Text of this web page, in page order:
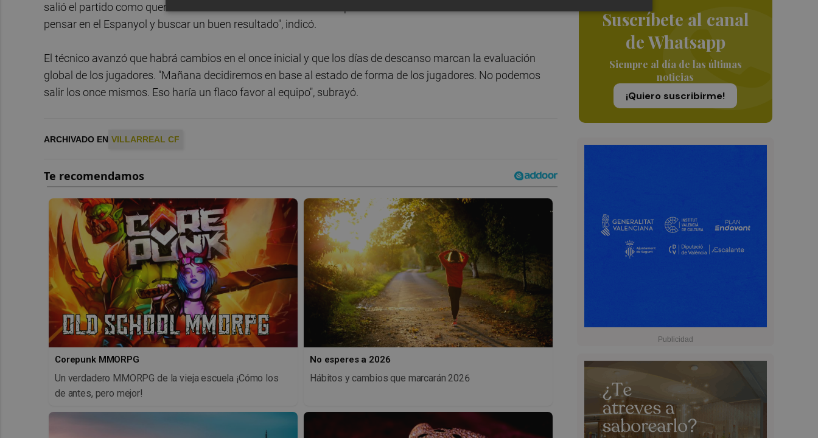
Suscríbete al canal
de Whatsapp
Siempre al día de las últimas
noticias
¡Quiero suscribirme!
salió el partido como queríamos. Hemos tenido un error. Y este partido no nos define. Pero debemos ahora
pensar en el Espanyol y buscar un buen resultado", indicó.
El técnico avanzó que habrá cambios en el once inicial y que los días de descanso marcan la evaluación
global de los jugadores. "Mañana decidiremos en base al estado de forma de los jugadores. No podemos
salir los once mismos. Eso haría un flaco favor al equipo", subrayó.
ARCHIVADO EN VILLARREAL CF
Corepunk MMORPG
Un verdadero MMORPG de la vieja escuela ¡Cómo los
de antes, pero mejor!
No esperes a 2026
Hábitos y cambios que marcarán 2026